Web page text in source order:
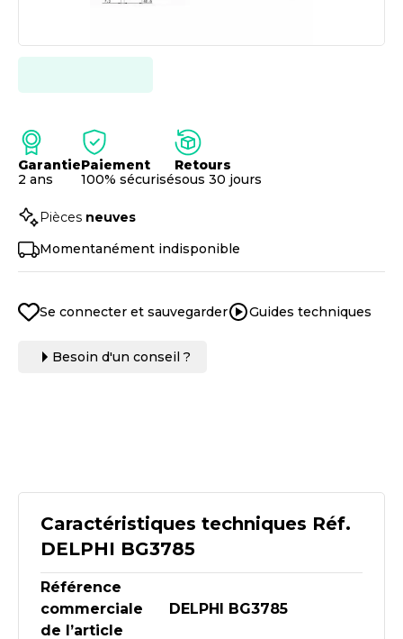
Caractéristiques techniques Réf.
DELPHI BG3785
Référence
commerciale
de l’article
DELPHI BG3785
Garantie
2 ans
Paiement
100% sécurisé
Retours
sous 30 jours
Pièces neuves
Momentanément indisponible
Se connecter et sauvegarder Guides techniques
Besoin d'un conseil ?